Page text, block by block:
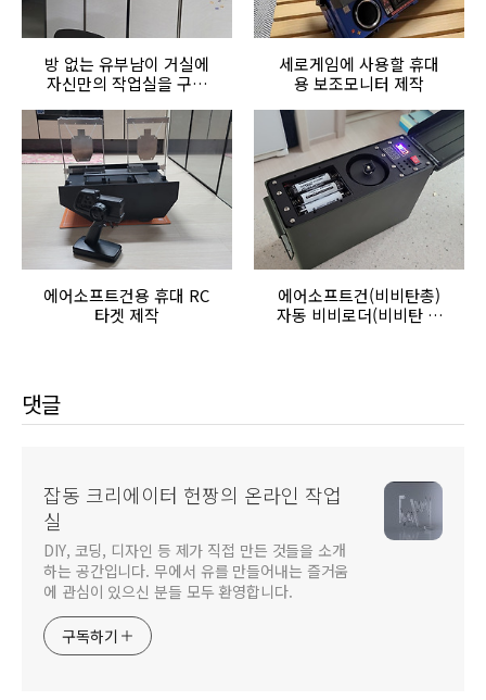
방 없는 유부남이 거실에
자신만의 작업실을 구축
세로게임에 사용할 휴대
용 보조모니터 제작
에어소프트건용 휴대 RC
타겟 제작
에어소프트건(비비탄총)
자동 비비로더(비비탄 급
댓글
잡동 크리에이터 헌짱의 온라인 작업
실
DIY, 코딩, 디자인 등 제가 직접 만든 것들을 소개
하는 공간입니다. 무에서 유를 만들어내는 즐거움
에 관심이 있으신 분들 모두 환영합니다.
구독하기